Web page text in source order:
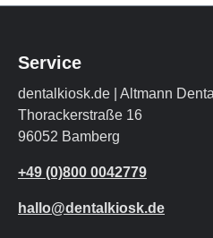
Service
dentalkiosk.de | Altmann
Thorackerstraße 16
96052 Bamberg
+49 (0)800 0042779
hallo@dentalkiosk.de